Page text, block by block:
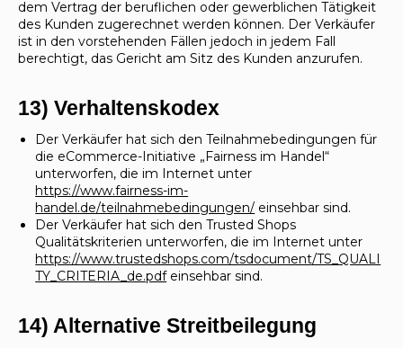
dem Vertrag der beruflichen oder gewerblichen Tätigkeit
des Kunden zugerechnet werden können. Der Verkäufer
ist in den vorstehenden Fällen jedoch in jedem Fall
berechtigt, das Gericht am Sitz des Kunden anzurufen.
13) Verhaltenskodex
Der Verkäufer hat sich den Teilnahmebedingungen für
die eCommerce-Initiative „Fairness im Handel“
unterworfen, die im Internet unter
https://www.fairness-im-
handel.de/teilnahmebedingungen/ einsehbar sind.
Der Verkäufer hat sich den Trusted Shops
Qualitätskriterien unterworfen, die im Internet unter
https://www.trustedshops.com/tsdocument/TS_QUALI
TY_CRITERIA_de.pdfeinsehbar sind.
14) Alternative Streitbeilegung